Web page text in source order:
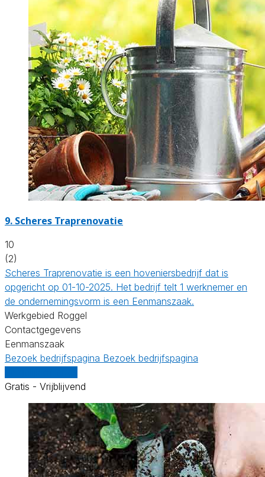
9. Scheres Traprenovatie
10
(2)
Scheres Traprenovatie is een hoveniersbedrijf dat is
opgericht op 01-10-2025. Het bedrijf telt 1 werknemer en
de ondernemingsvorm is een Eenmanszaak.
Werkgebied Roggel
Contactgegevens
Eenmanszaak
Bezoek bedrijfspagina Bezoek bedrijfspagina
Gratis - Vrijblijvend